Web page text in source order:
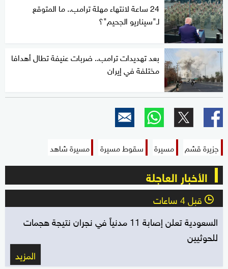
24 ساعة لانتهاء مهلة ترامب.. ما المتوقع
لـ"سيناريو الجحيم"؟
بعد تهديدات ترامب.. ضربات عنيفة تطال أهدافا
مختلفة في إيران
جزيرة قشم مسيرة سقوط مسيرة مسيرة شاهد
الأخبار العاجلة
l قبل 4 ساعات
السعودية تعلن إصابة 11 مدنياً في نجران نتيجة هجمات
للحوثيين
المزيد